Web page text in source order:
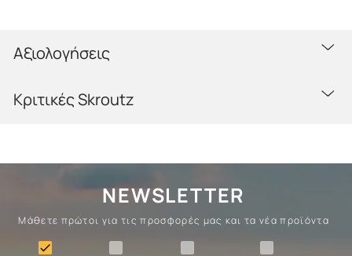
Αξιολογήσεις
Κριτικές Skroutz
NEWSLETTER
Μάθετε πρώτοι για τις προσφορές μας και τα νέα προϊόντα
Ένδυση
